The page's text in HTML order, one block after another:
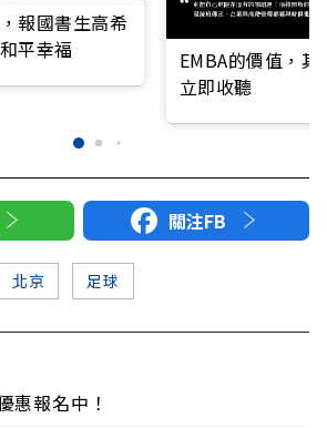
報國書生高希
平幸福
EMBA的價值，
立即收聽
關注FB
北京 足球
惠報名中！